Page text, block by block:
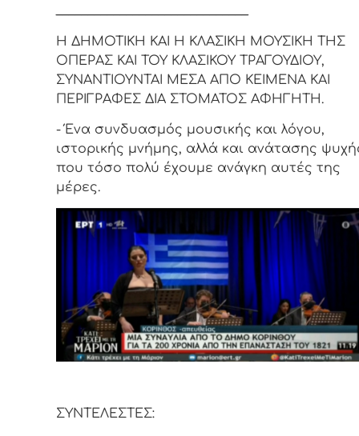
Η ΔΗΜΟΤΙΚΗ ΚΑΙ Η ΚΛΑΣΙΚΗ ΜΟΥΣΙΚΗ ΤΗΣ
ΟΠΕΡΑΣ ΚΑΙ ΤΟΥ ΚΛΑΣΙΚΟΥ ΤΡΑΓΟΥΔΙΟΥ,
ΣΥΝΑΝΤΙΟΥΝΤΑΙ ΜΕΣΑ ΑΠΟ ΚΕΙΜΕΝΑ ΚΑΙ
ΠΕΡΙΓΡΑΦΕΣ ΔΙΑ ΣΤΟΜΑΤΟΣ ΑΦΗΓΗΤΗ.
- Ένα συνδυασμός μουσικής και λόγου,
ιστορικής μνήμης, αλλά και ανάτασης
που τόσο πολύ έχουμε ανάγκη αυτές της
μέρες.
ΣΥΝΤΕΛΕΣΤΕΣ: